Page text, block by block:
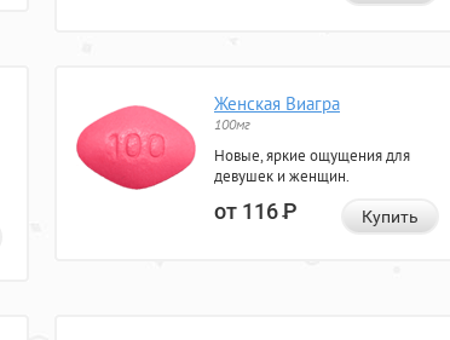
Женская Виагра
100мг
Новые, яркие ощущения для
девушек и женщин.
от 116Р Купить